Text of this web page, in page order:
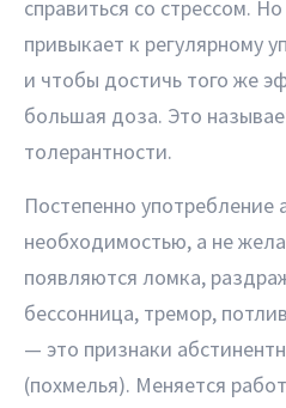
справиться со стрессом.
привыкает к регулярному
и чтобы достичь того же
большая доза. Это
толерантности.
Постепенно употребление
необходимостью, а не
появляются ломка,
бессонница, тремор,
— это признаки
(похмелья). Меняется